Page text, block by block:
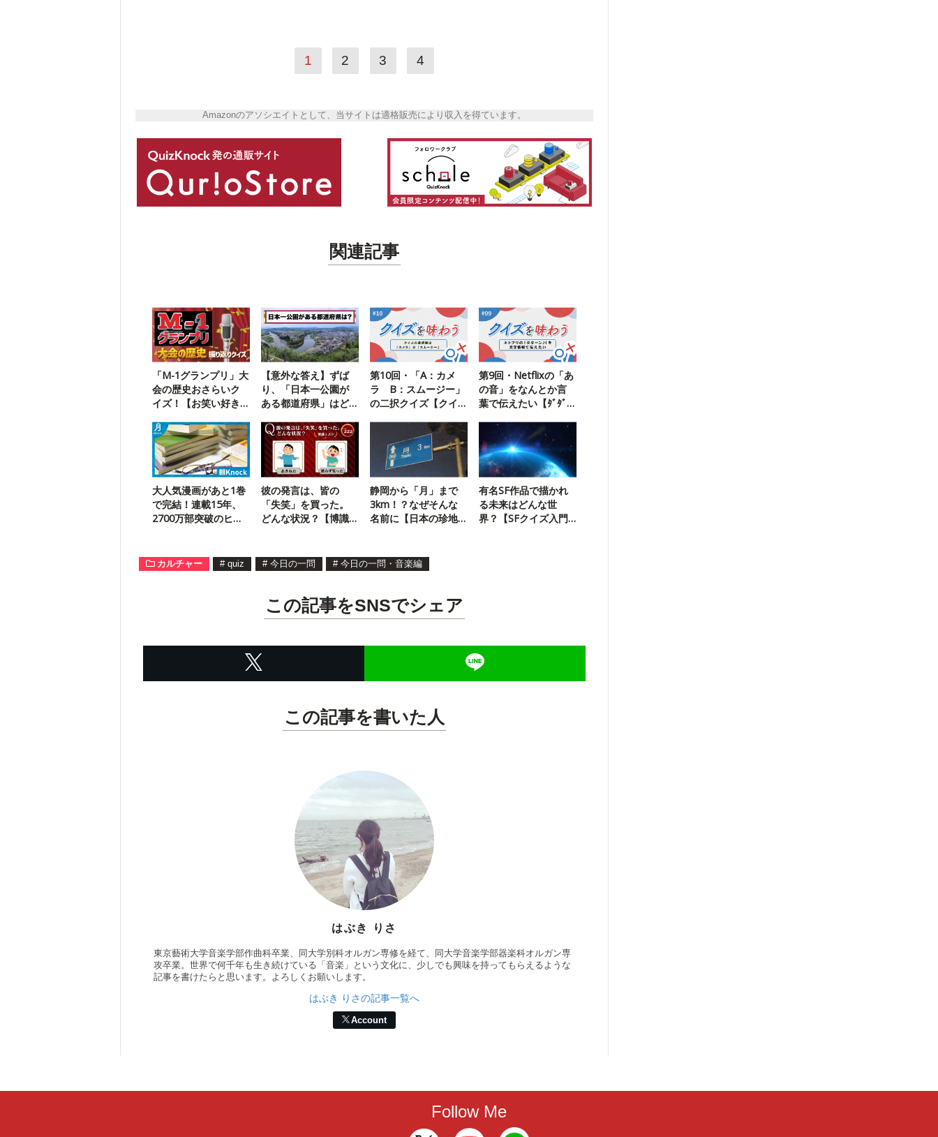
1 2 3 4
Amazonのアソシエイトとして、当サイトは適格販売により収入を得ています。
関連記事
「M-1グランプリ」大
会の歴史おさらいク
イズ！【お笑い好き
【意外な答え】ずば
り、「日本一公園が
ある都道府県」はど
第10回・「A：カメ
ラ B：スムージー」
の二択クイズ【クイ
第9回・Netflixの「あ
の音」をなんとか言
葉で伝えたい【ﾀﾞﾀﾞｰ
大人気漫画があと1巻
で完結！連載15年、
2700万部突破のヒッ
彼の発言は、皆の
「失笑」を買った。
どんな状況？【博識
静岡から「月」まで
3km！？なぜそんな
名前に【日本の珍地
有名SF作品で描かれ
る未来はどんな世
界？【SFクイズ入門
カルチャー # quiz # 今日の一問 # 今日の一問・音楽編
この記事をSNSでシェア
この記事を書いた人
はぶき りさ
東京藝術大学音楽学部作曲科卒業、同大学別科オルガン専修を経て、同大学音楽学部器楽科オルガン専
攻卒業。世界で何千年も生き続けている「音楽」という文化に、少しでも興味を持ってもらえるような
記事を書けたらと思います。よろしくお願いします。
はぶき りさの記事一覧へ
Account
Follow Me